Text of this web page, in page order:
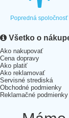
Popredná spoločnosť
Všetko o
Ako nakupovať
Cena dopravy
Ako platiť
Ako reklamovať
Servisné strediská
Obchodné podmienky
Reklamačné podmienky